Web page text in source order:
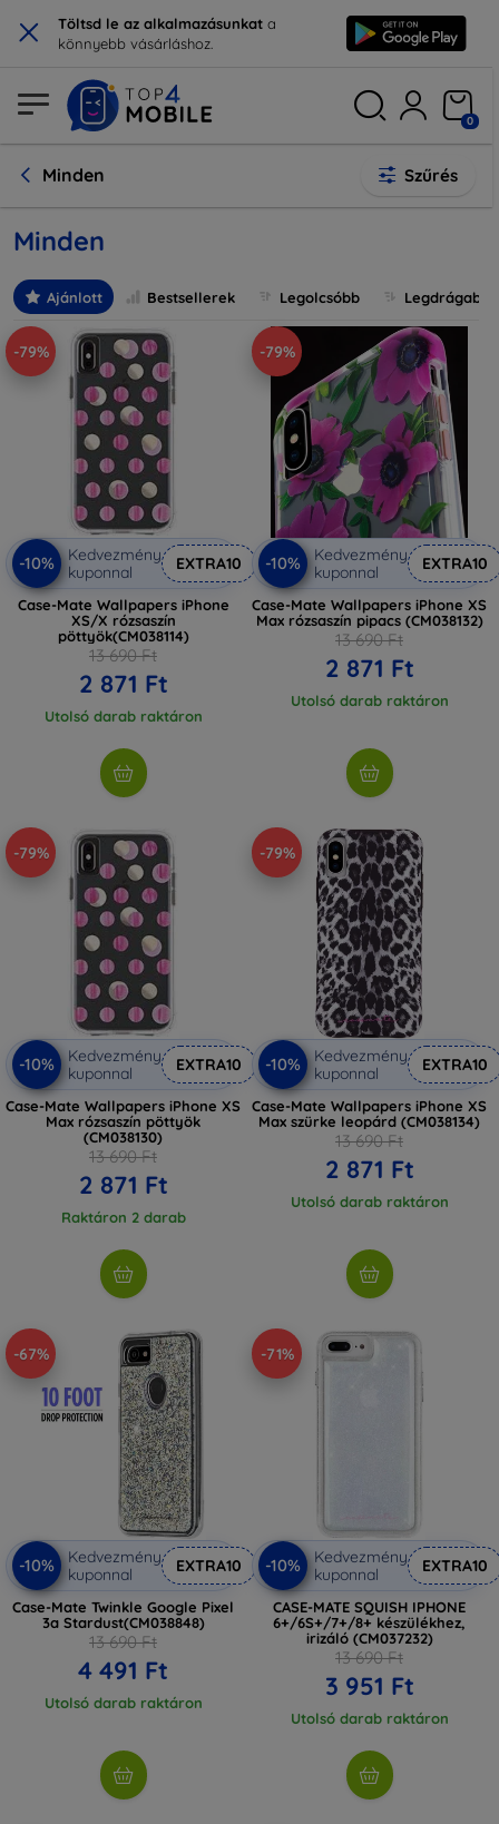
× Töltsd le az alkalmazásunkat a
könnyebb vásárláshoz.
0
Minden Szűrés
Minden
Ajánlott Bestsellerek Legolcsóbb Legdrágabb
-79%
-10%
Kedvezmény
kuponnal
EXTRA10
Case-Mate Wallpapers iPhone
XS/X rózsaszín
pöttyök(CM038114)
13 690 Ft
2 871 Ft
Utolsó darab raktáron
-79%
-10%
Kedvezmény
kuponnal
EXTRA10
Case-Mate Wallpapers iPhone XS
Max rózsaszín pipacs (CM038132)
13 690 Ft
2 871 Ft
Utolsó darab raktáron
-79%
-10%
Kedvezmény
kuponnal
EXTRA10
Case-Mate Wallpapers iPhone XS
Max rózsaszín pöttyök
(CM038130)
13 690 Ft
2 871 Ft
Raktáron 2 darab
-79%
-10%
Kedvezmény
kuponnal
EXTRA10
Case-Mate Wallpapers iPhone XS
Max szürke leopárd (CM038134)
13 690 Ft
2 871 Ft
Utolsó darab raktáron
-67%
-10%
Kedvezmény
kuponnal
EXTRA10
Case-Mate Twinkle Google Pixel
3a Stardust(CM038848)
13 690 Ft
4 491 Ft
Utolsó darab raktáron
-71%
-10%
Kedvezmény
kuponnal
EXTRA10
CASE-MATE SQUISH IPHONE
6+/6S+/7+/8+ készülékhez,
irizáló (CM037232)
13 690 Ft
3 951 Ft
Utolsó darab raktáron